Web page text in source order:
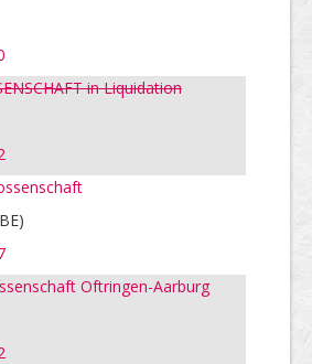
in Liquidation
Oftringen-Aarburg